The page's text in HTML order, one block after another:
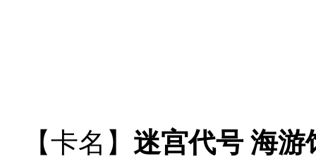
【卡名】 迷宫代号 海游